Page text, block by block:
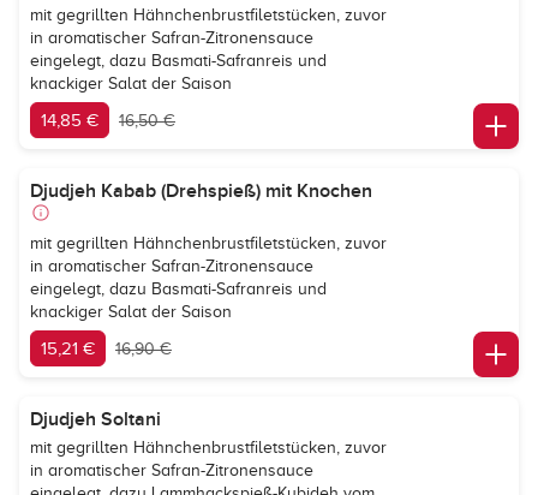
mit gegrillten Hähnchenbrustfiletstücken, zuvor
in aromatischer Safran-Zitronensauce
eingelegt, dazu Basmati-Safranreis und
knackiger Salat der Saison
14,85 € 16,50 €
Djudjeh Kabab (Drehspieß) mit Knochen
mit gegrillten Hähnchenbrustfiletstücken, zuvor
in aromatischer Safran-Zitronensauce
eingelegt, dazu Basmati-Safranreis und
knackiger Salat der Saison
15,21 € 16,90 €
Djudjeh Soltani
mit gegrillten Hähnchenbrustfiletstücken, zuvor
in aromatischer Safran-Zitronensauce